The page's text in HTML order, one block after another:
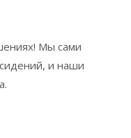
Мы сами
и наши